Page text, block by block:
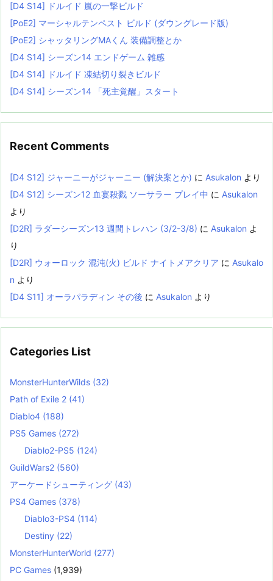
[D4 S14] ドルイド 嵐の一撃ビルド
[PoE2] マーシャルテンペスト ビルド (ダウングレード版)
[PoE2] シャッタリングMAくん 装備調整とか
[D4 S14] シーズン14 エンドゲーム 雑感
[D4 S14] ドルイド 凍結切り裂きビルド
[D4 S14] シーズン14 「死主覚醒」スタート
Recent Comments
[D4 S12] ジャーニーがジャーニー (解決案とか) に Asukalon より
[D4 S12] シーズン12 血宴殺戮 ソーサラー プレイ中 に Asukalon
より
[D2R] ラダーシーズン13 週間トレハン (3/2-3/8) に Asukalon よ
り
[D2R] ウォーロック 混沌(火) ビルド ナイトメアクリア に Asukalo
n より
[D4 S11] オーラパラディン その後 に Asukalon より
Categories List
MonsterHunterWilds (32)
Path of Exile 2 (41)
Diablo4 (188)
PS5 Games (272)
Diablo2-PS5 (124)
GuildWars2 (560)
アーケードシューティング (43)
PS4 Games (378)
Diablo3-PS4 (114)
Destiny (22)
MonsterHunterWorld (277)
PC Games (1,939)